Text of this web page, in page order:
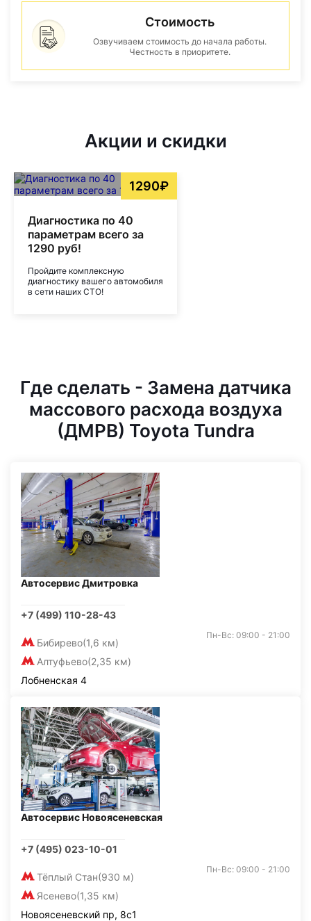
Стоимость
Озвучиваем стоимость до начала работы.
Честность в приоритете.
Акции и скидки
1290₽
Диагностика по 40
параметрам всего за
1290 руб!
Пройдите комплексную
диагностику вашего автомобиля
в сети наших СТО!
Где сделать - Замена датчика
массового расхода воздуха
(ДМРВ) Toyota Tundra
Автосервис Дмитровка
+7 (499) 110-28-43
Бибирево(1,6 км)
Алтуфьево(2,35 км)
Пн-Вс: 09:00 - 21:00
Лобненская 4
Автосервис Новоясеневская
+7 (495) 023-10-01
Тёплый Стан(930 м)
Ясенево(1,35 км)
Пн-Вс: 09:00 - 21:00
Новоясеневский пр, 8с1